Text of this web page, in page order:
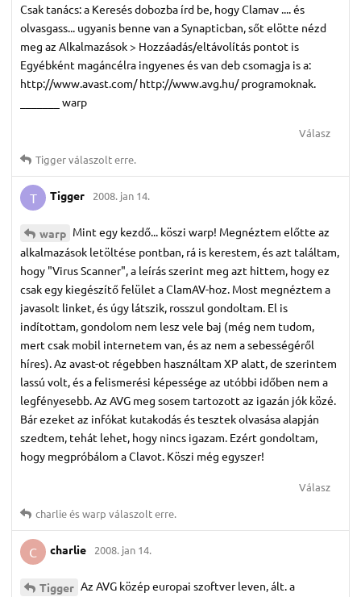
Csak tanács: a Keresés dobozba írd be, hogy Clamav .... és
olvasgass... ugyanis benne van a Synapticban, sőt elötte nézd
meg az Alkalmazások > Hozzáadás/eltávolítás pontot is
Egyébként magáncélra ingyenes és van deb csomagja is a:
http://www.avast.com/ http://www.avg.hu/ programoknak.
_______ warp
Válasz
Tiggerválaszolt erre.
T Tigger 2008. jan 14.
warp Mint egy kezdő... köszi warp! Megnéztem előtte az
alkalmazások letöltése pontban, rá is kerestem, és azt találtam,
hogy "Virus Scanner", a leírás szerint meg azt hittem, hogy ez
csak egy kiegészítő felület a ClamAV-hoz. Most megnéztem a
javasolt linket, és úgy látszik, rosszul gondoltam. El is
indítottam, gondolom nem lesz vele baj (még nem tudom,
mert csak mobil internetem van, és az nem a sebességéről
híres). Az avast-ot régebben használtam XP alatt, de szerintem
lassú volt, és a felismerési képessége az utóbbi időben nem a
legfényesebb. Az AVG meg sosem tartozott az igazán jók közé.
Bár ezeket az infókat kutakodás és tesztek olvasása alapján
szedtem, tehát lehet, hogy nincs igazam. Ezért gondoltam,
hogy megpróbálom a Clavot. Köszi még egyszer!
Válasz
charlieéswarp válaszolt erre.
C charlie 2008. jan 14.
Tigger Az AVG közép europai szoftver leven, ált. a